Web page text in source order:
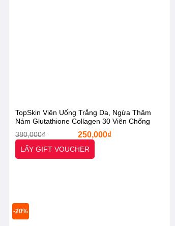
TopSkin Viên Uống Trắng Da, Ngừa Thâm
Nám Glutathione Collagen 30 Viên Chống
Lão Hóa [Otel-StarX- Chính Hãng]
380,000₫
Giá
gốc
là:
380,000₫.
250,000₫
LẤY GIFT VOUCHER
-20%
Dương, Góc Hàm Dưới. [Otel-Starx- Chính Hãng]